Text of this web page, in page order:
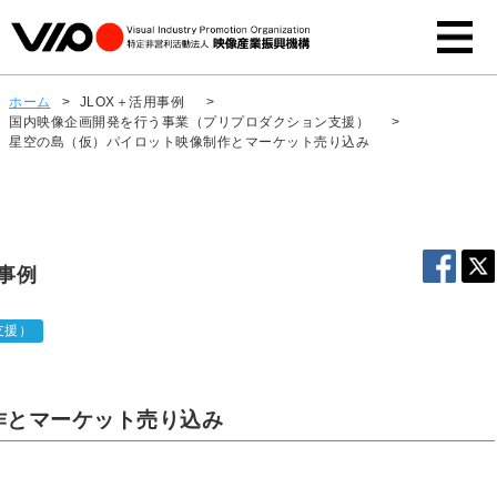
ホーム > JLOX＋活用事例
>
国内映像企画開発を行う事業（プリプロダクション支援）
>
星空の島（仮）パイロット映像制作とマーケット売り込み
例
）
マーケット売り込み